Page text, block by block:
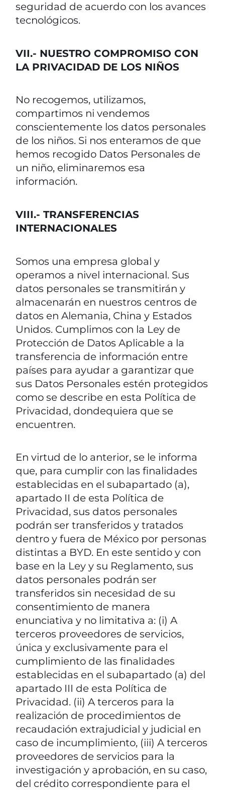
seguridad de acuerdo con los avances
tecnológicos.
VII.- NUESTRO COMPROMISO CON
LA PRIVACIDAD DE LOS NIÑOS
No recogemos, utilizamos,
compartimos ni vendemos
conscientemente los datos personales
de los niños. Si nos enteramos de que
hemos recogido Datos Personales de
un niño, eliminaremos esa
información.
VIII.- TRANSFERENCIAS
INTERNACIONALES
Somos una empresa global y
operamos a nivel internacional. Sus
datos personales se transmitirán y
almacenarán en nuestros centros de
datos en Alemania, China y Estados
Unidos. Cumplimos con la Ley de
Protección de Datos Aplicable a la
transferencia de información entre
países para ayudar a garantizar que
sus Datos Personales estén protegidos
como se describe en esta Política de
Privacidad, dondequiera que se
encuentren.
En virtud de lo anterior, se le informa
que, para cumplir con las finalidades
establecidas en el subapartado (a),
apartado II de esta Política de
Privacidad, sus datos personales
podrán ser transferidos y tratados
dentro y fuera de México por personas
distintas a BYD. En este sentido y con
base en la Ley y su Reglamento, sus
datos personales podrán ser
transferidos sin necesidad de su
consentimiento de manera
enunciativa y no limitativa a: (i) A
terceros proveedores de servicios,
única y exclusivamente para el
cumplimiento de las finalidades
establecidas en el subapartado (a) del
apartado III de esta Política de
Privacidad. (ii) A terceros para la
realización de procedimientos de
recaudación extrajudicial y judicial en
caso de incumplimiento, (iii) A terceros
proveedores de servicios para la
investigación y aprobación, en su caso,
del crédito correspondiente para el